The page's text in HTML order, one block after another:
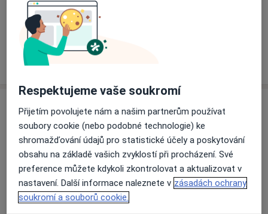
Informace o službách a cenách nejsou k dispozici
Tento specialista ještě nepřidával žádné informace o
svých službách.
Adresa
Nemocnice Hořovice - NH Hospital, a.s.
K Nemocnici 1106, Hořovice 268 31
Přiblížit mapuse otevře v nové záložce
Respektujeme vaše soukromí
Přijetím povolujete nám a našim partnerům používat
soubory cookie (nebo podobné technologie) ke
shromažďování údajů pro statistické účely a poskytování
obsahu na základě vašich zvyklostí při procházení. Své
preference můžete kdykoli zkontrolovat a aktualizovat v
nastavení. Další informace naleznete v zásadách ochrany
soukromí a souborů cookie.